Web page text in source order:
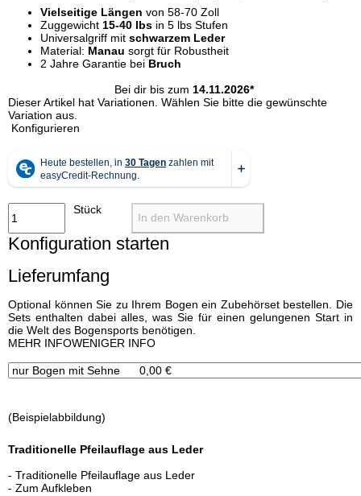
Vielseitige Längen von 58-70 Zoll
Zuggewicht 15-40 lbs in 5 lbs Stufen
Universalgriff mit schwarzem Leder
Material: Manau sorgt für Robustheit
2 Jahre Garantie bei Bruch
Bei dir bis zum
x
Dieser Artikel hat Variationen. Wählen Sie bitte die gewünschte
Variation aus.
Konfigurieren
Stück
In den Warenkorb
Konfiguration starten
Lieferumfang
Optional können Sie zu Ihrem Bogen ein Zubehörset bestellen. Die
Sets enthalten dabei alles, was Sie für einen gelungenen Start in
die Welt des Bogensports benötigen.
xMEHR INFOWENIGER INFO
(Beispielabbildung)
Traditionelle Pfeilauflage aus Leder
- Traditionelle Pfeilauflage aus Leder
- Zum Aufkleben